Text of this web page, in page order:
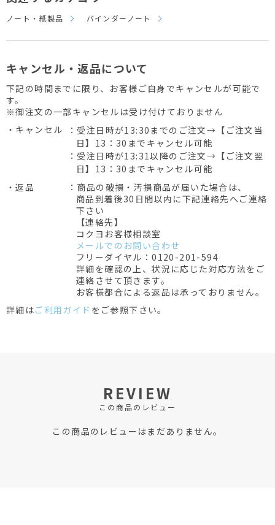
ノート・紙製品 バインダーノート
キャンセル・返品について
下記の時間までに限り、お客様ご自身でキャンセルが可能で
す。
※御注文の一部キャンセルは受け付けておりません
・キャンセル
：受注日時が13:30までのご注文→【ご注文当
日】13：30までキャンセル可能
：受注日時が13:31以降のご注文→【ご注文翌
日】13：30までキャンセル可能
・返品
：商品の破損・汚損商品が届いた場合は、
商品到着後30日間以内に下記連絡先へご連絡
下さい
【連絡先】
コクヨお客様相談室
メールでのお問い合わせ
フリーダイヤル：0120-201-594
詳細を確認の上、状況に応じた対応方法をご
連絡させて頂きます。
お客様都合による返品は承っておりません。
詳細はご利用ガイド をご参照下さい。
REVIEW
この商品のレビュー
この商品のレビューはまだありません。